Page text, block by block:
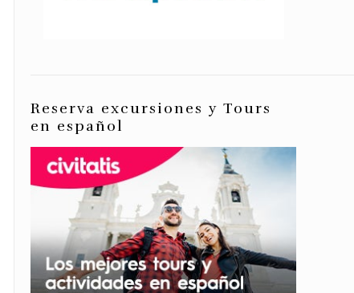
Reserva excursiones y Tours
en español